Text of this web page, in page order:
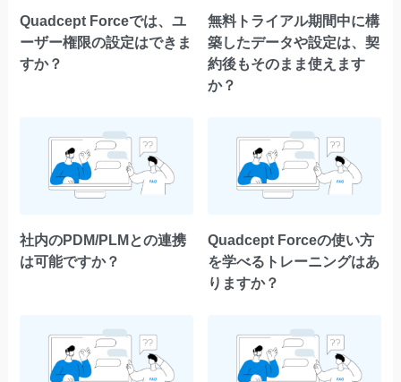
Quadcept Forceでは、ユ
ーザー権限の設定はできま
すか？
無料トライアル期間中に構
築したデータや設定は、契
約後もそのまま使えます
か？
社内のPDM/PLMとの連携
は可能ですか？
Quadcept Forceの使い方
を学べるトレーニングはあ
りますか？